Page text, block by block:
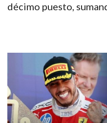
décimo puesto,